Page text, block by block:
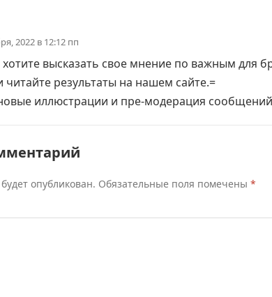
2022 в 12:12 пп
хотите высказать свое мнение по важным для
читайте результаты на нашем сайте.=
иллюстрации и пре-модерация
опубликован. Обязательные поля помечены *